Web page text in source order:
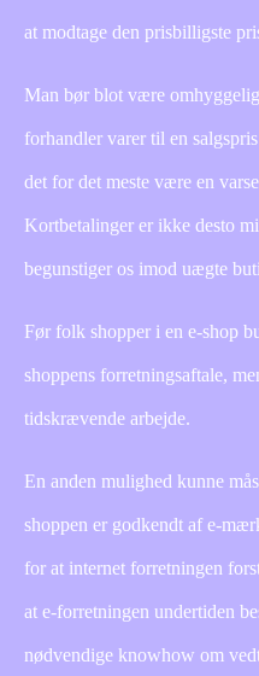
at modtage den prisbilligste
Man bør blot være
forhandler varer til en
det for det meste være en
Kortbetalinger er ikke desto
begunstiger os imod uægte
Før folk shopper i en e-shop
shoppens forretningsaftale,
tidskrævende arbejde.
En anden mulighed kunne
shoppen er godkendt af e-
for at internet forretningen
at e-forretningen undertiden
nødvendige knowhow om